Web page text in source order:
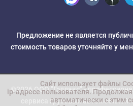
Предложение не является
стоимость товаров уточняйте у
©2026 ООО "Гэллакс" -
сервиса грузовых автомобилей.
Сайт использует файлы
ip-адресе пользователя. Продолжая
автоматически с этим